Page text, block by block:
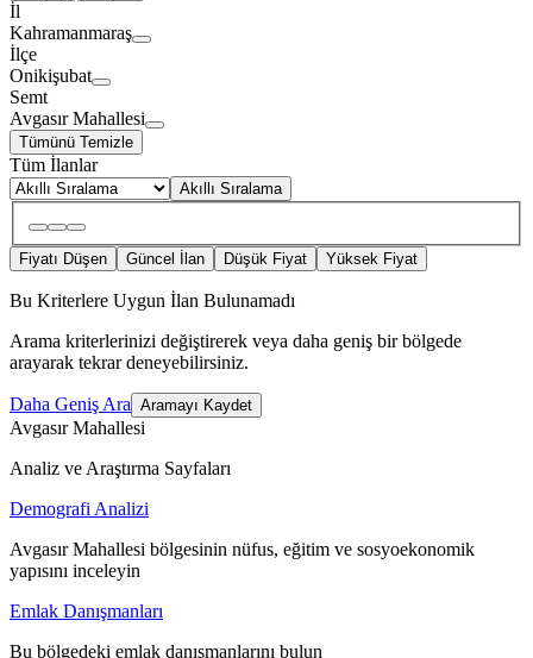
İl
Kahramanmaraş
İlçe
Onikişubat
Semt
Avgasır Mahallesi
Tümünü Temizle
Tüm İlanlar
Akıllı Sıralama
Fiyatı Düşen Güncel İlan Düşük Fiyat Yüksek Fiyat
Bu Kriterlere Uygun İlan Bulunamadı
Arama kriterlerinizi değiştirerek veya daha geniş bir bölgede
arayarak tekrar deneyebilirsiniz.
Daha Geniş Ara Aramayı Kaydet
Avgasır Mahallesi
Analiz ve Araştırma Sayfaları
Demografi Analizi
Avgasır Mahallesi bölgesinin nüfus, eğitim ve sosyoekonomik
yapısını inceleyin
Emlak Danışmanları
Bu bölgedeki emlak danışmanlarını bulun